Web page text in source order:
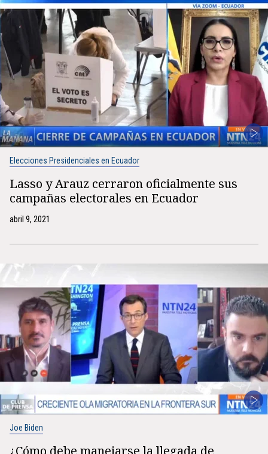
Elecciones Presidenciales en Ecuador
Lasso y Arauz cerraron oficialmente sus
campañas electorales en Ecuador
abril 9, 2021
Joe Biden
¿Cómo debe manejarse la llegada de